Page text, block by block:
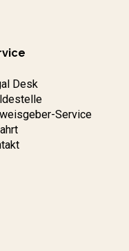
Desk
Service